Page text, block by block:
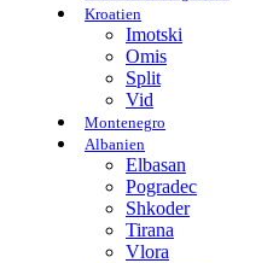
Kroatien
Imotski
Omis
Split
Vid
Montenegro
Albanien
Elbasan
Pogradec
Shkoder
Tirana
Vlora